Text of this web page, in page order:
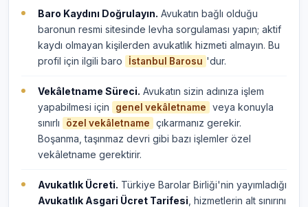
Baro Kaydını Doğrulayın. Avukatın bağlı olduğu
baronun resmi sitesinde levha sorgulaması yapın; aktif
kaydı olmayan kişilerden avukatlık hizmeti almayın. Bu
profil için ilgili baro
İstanbul Barosu 'dur.
Vekâletname Süreci. Avukatın sizin adınıza işlem
yapabilmesi için
genel vekâletname
veya konuyla
sınırlı
özel vekâletname
çıkarmanız gerekir.
Boşanma, taşınmaz devri gibi bazı işlemler özel
vekâletname gerektirir.
Avukatlık Ücreti. Türkiye Barolar Birliği'nin yayımladığı
Avukatlık Asgari Ücret Tarifesi , hizmetlerin alt sınırını